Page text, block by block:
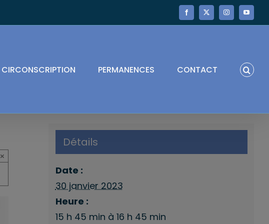
Facebook
X InstagramYouTube
CIRCONSCRIPTION PERMANENCES CONTACT
×
Détails
Date :
30 janvier 2023
Heure :
15 h 45 min à 16 h 45 min